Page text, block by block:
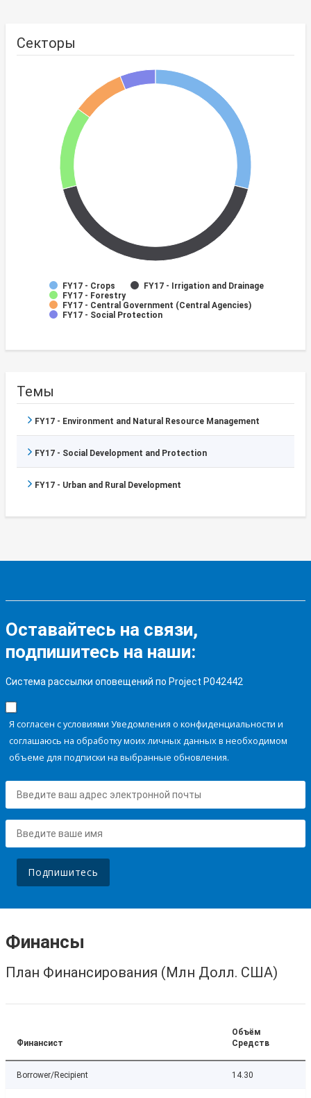
Секторы
FY17 - Crops
FY17 - Irrigation and Drainage
FY17 - Forestry
FY17 - Central Government (Central Agencies)
FY17 - Social Protection
Темы
FY17 - Environment and Natural Resource Management
FY17 - Social Development and Protection
FY17 - Urban and Rural Development
Оставайтесь на связи,
подпишитесь на наши:
Система рассылки оповещений по Project P042442
Я согласен с условиями Уведомления о конфиденциальности и
соглашаюсь на обработку моих личных данных в необходимом
объеме для подписки на выбранные обновления.
Подпишитесь
Финансы
План Финансирования (Млн Долл. США)
Финансист
Объём
Средств
Borrower/Recipient 14.30